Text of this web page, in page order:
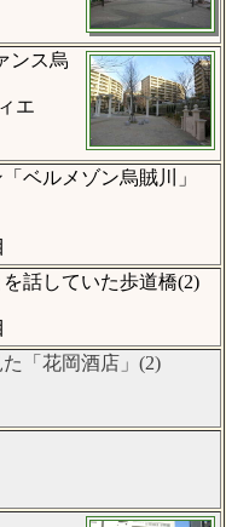
ンス烏
エ
ベルメゾン烏賊川」
話していた歩道橋(2)
「花岡酒店」(2)